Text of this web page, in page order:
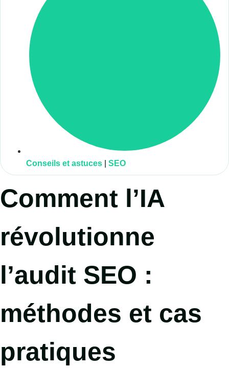
Conseils et astuces SEO
Comment l’IA
révolutionne
l’audit SEO :
méthodes et cas
pratiques